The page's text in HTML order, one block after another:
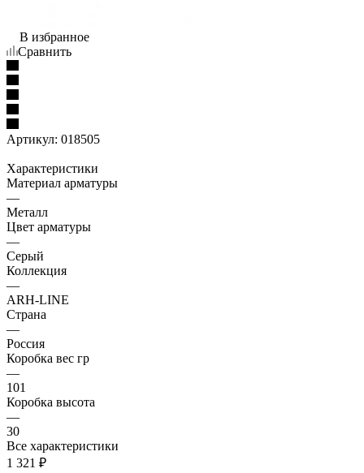
В избранное
Сравнить
Артикул: 018505
Характеристики
Материал арматуры
—
Металл
Цвет арматуры
—
Серый
Коллекция
—
ARH-LINE
Страна
—
Россия
Коробка вес гр
—
101
Коробка высота
—
30
Все характеристики
1 321 ₽